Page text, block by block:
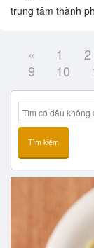
trung tâm thành
« 1 2
9
10
Tìm kiếm